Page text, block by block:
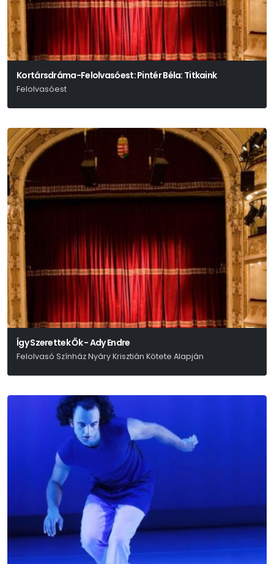
Kortársdráma-Felolvasóest: Pintér Béla: Titkaink
Felolvasóest
Így Szerettek Ők - Ady Endre
Felolvasó Színház Nyáry Krisztián Kötete Alapján